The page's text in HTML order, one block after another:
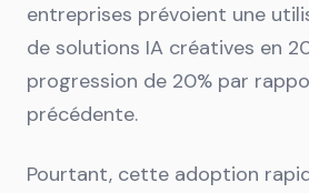
entreprises prévoient une
de solutions IA créatives en
progression de 20% par
précédente.
Pourtant, cette adoption